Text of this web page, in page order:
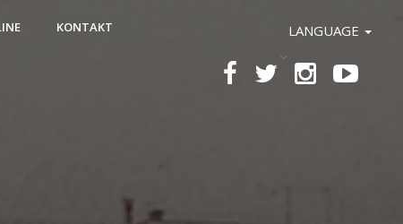
LANGUAGE
KONTAKT